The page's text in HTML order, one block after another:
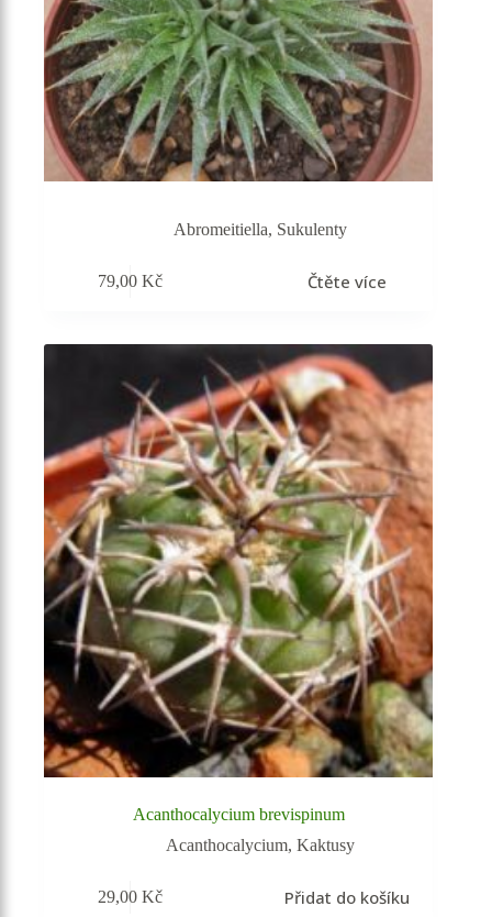
Abromeitiella, Sukulenty
79,00Kč Čtěte více
Acanthocalycium brevispinum
Acanthocalycium,Kaktusy
29,00Kč Přidat do košíku